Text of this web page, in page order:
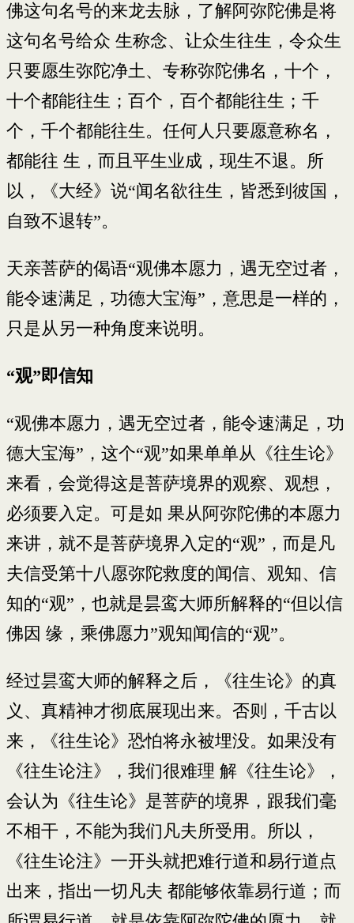
佛这句名号的来龙去脉，了解阿弥陀佛是将
这句名号给众 生称念、让众生往生，令众生
只要愿生弥陀净土、专称弥陀佛名，十个，
十个都能往生；百个，百个都能往生；千
个，千个都能往生。任何人只要愿意称名，
都能往 生，而且平生业成，现生不退。所
以，《大经》说“闻名欲往生，皆悉到彼国，
自致不退转”。
天亲菩萨的偈语“观佛本愿力，遇无空过者，
能令速满足，功德大宝海”，意思是一样的，
只是从另一种角度来说明。
“观”即信知
“观佛本愿力，遇无空过者，能令速满足，功
德大宝海”，这个“观”如果单单从《往生论》
来看，会觉得这是菩萨境界的观察、观想，
必须要入定。可是如 果从阿弥陀佛的本愿力
来讲，就不是菩萨境界入定的“观”，而是凡
夫信受第十八愿弥陀救度的闻信、观知、信
知的“观”，也就是昙鸾大师所解释的“但以信
佛因 缘，乘佛愿力”观知闻信的“观”。
经过昙鸾大师的解释之后，《往生论》的真
义、真精神才彻底展现出来。否则，千古以
来，《往生论》恐怕将永被埋没。如果没有
《往生论注》，我们很难理 解《往生论》，
会认为《往生论》是菩萨的境界，跟我们毫
不相干，不能为我们凡夫所受用。所以，
《往生论注》一开头就把难行道和易行道点
出来，指出一切凡夫 都能够依靠易行道；而